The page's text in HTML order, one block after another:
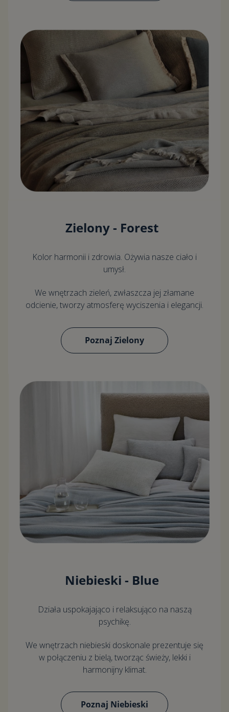
Zielony - Forest
Kolor harmonii i zdrowia. Ożywia nasze ciało i
umysł.
We wnętrzach zieleń, zwłaszcza jej złamane
odcienie, tworzy atmosferę wyciszenia i elegancji.
Poznaj Zielony
Niebieski - Blue
Działa uspokajająco i relaksująco na naszą
psychikę.
We wnętrzach niebieski doskonale prezentuje się
w połączeniu z bielą, tworząc świeży, lekki i
harmonijny klimat.
Poznaj Niebieski